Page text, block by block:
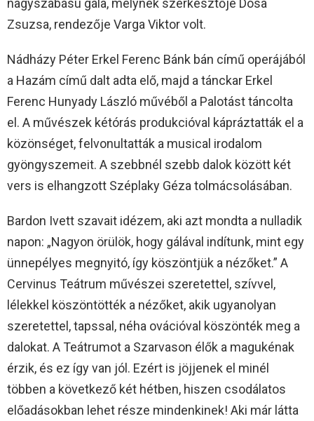
nagyszabású gála, melynek szerkesztője Dósa
Zsuzsa, rendezője Varga Viktor volt.
Nádházy Péter Erkel Ferenc Bánk bán című operájából
a Hazám című dalt adta elő, majd a tánckar Erkel
Ferenc Hunyady László művéből a Palotást táncolta
el. A művészek kétórás produkcióval kápráztatták el a
közönséget, felvonultatták a musical irodalom
gyöngyszemeit. A szebbnél szebb dalok között két
vers is elhangzott Széplaky Géza tolmácsolásában.
Bardon Ivett szavait idézem, aki azt mondta a nulladik
napon: „Nagyon örülök, hogy gálával indítunk, mint egy
ünnepélyes megnyitó, így köszöntjük a nézőket.” A
Cervinus Teátrum művészei szeretettel, szívvel,
lélekkel köszöntötték a nézőket, akik ugyanolyan
szeretettel, tapssal, néha ovációval köszönték meg a
dalokat. A Teátrumot a Szarvason élők a magukénak
érzik, és ez így van jól. Ezért is jöjjenek el minél
többen a következő két hétben, hiszen csodálatos
előadásokban lehet része mindenkinek! Aki már látta